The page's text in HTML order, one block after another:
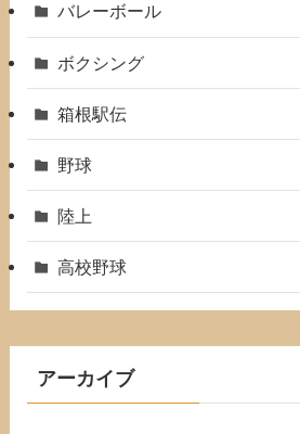
バレーボール
ボクシング
箱根駅伝
野球
陸上
高校野球
アーカイブ